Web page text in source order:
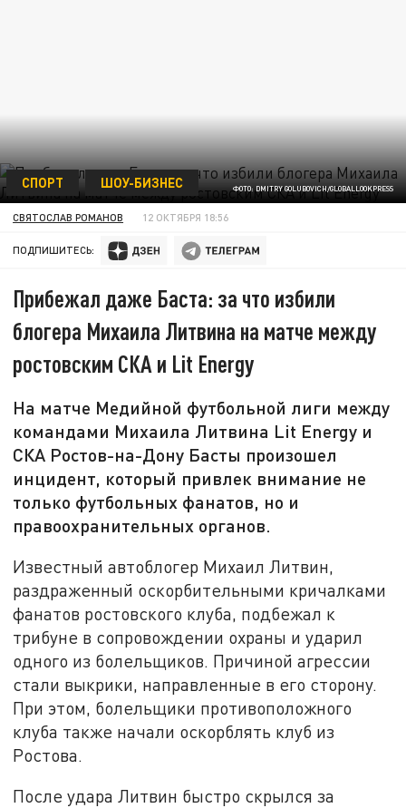
ФОТО: DMITRY GOLUBOVICH/GLOBALLOOKPRESS
СПОРТ ШОУ-БИЗНЕС
СВЯТОСЛАВ РОМАНОВ 12 ОКТЯБРЯ 18:56
ПОДПИШИТЕСЬ:
Прибежал даже Баста: за что избили
блогера Михаила Литвина на матче между
ростовским СКА и Lit Energy
На матче Медийной футбольной лиги между
командами Михаила Литвина Lit Energy и
СКА Ростов-на-Дону Басты произошел
инцидент, который привлек внимание не
только футбольных фанатов, но и
правоохранительных органов.
Известный автоблогер Михаил Литвин,
раздраженный оскорбительными кричалками
фанатов ростовского клуба, подбежал к
трибуне в сопровождении охраны и ударил
одного из болельщиков. Причиной агрессии
стали выкрики, направленные в его сторону.
При этом, болельщики противоположного
клуба также начали оскорблять клуб из
Ростова.
После удара Литвин быстро скрылся за